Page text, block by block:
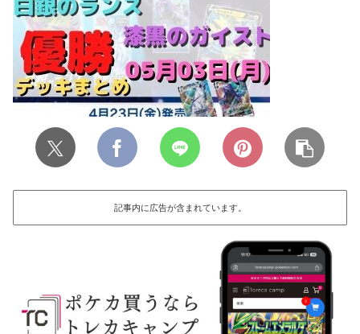
記事内に広告が含まれています。